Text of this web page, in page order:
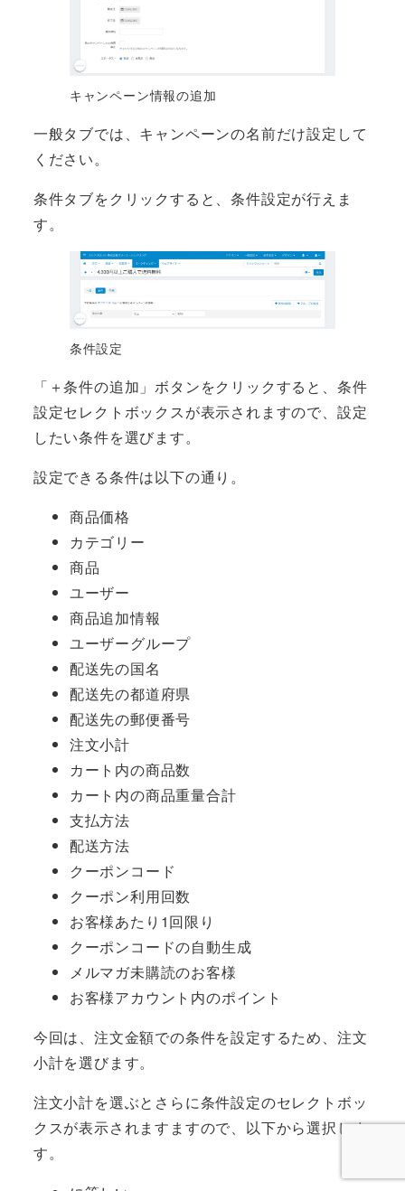
キャンペーン情報の追加
一般タブでは、キャンペーンの名前だけ設定して
ください。
条件タブをクリックすると、条件設定が行えま
す。
条件設定
「＋条件の追加」ボタンをクリックすると、条件
設定セレクトボックスが表示されますので、設定
したい条件を選びます。
設定できる条件は以下の通り。
商品価格
カテゴリー
商品
ユーザー
商品追加情報
ユーザーグループ
配送先の国名
配送先の都道府県
配送先の郵便番号
注文小計
カート内の商品数
カート内の商品重量合計
支払方法
配送方法
クーポンコード
クーポン利用回数
お客様あたり1回限り
クーポンコードの自動生成
メルマガ未購読のお客様
お客様アカウント内のポイント
今回は、注文金額での条件を設定するため、注文
小計を選びます。
注文小計を選ぶとさらに条件設定のセレクトボッ
クスが表示されますますので、以下から選択しま
す。